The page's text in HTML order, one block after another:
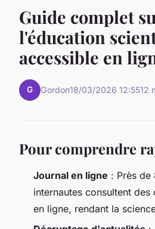
Guide complet
l'éducation
accessible en
G Gordon18/03/2026 12:5512
Pour comprendre
Journal en ligne : Près de
internautes consultent
en ligne, rendant la